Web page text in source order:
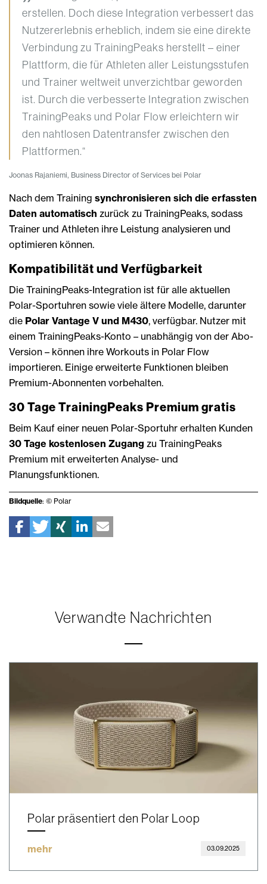
erstellen. Doch diese Integration verbessert das
Nutzererlebnis erheblich, indem sie eine direkte
Verbindung zu TrainingPeaks herstellt – einer
Plattform, die für Athleten aller Leistungsstufen
und Trainer weltweit unverzichtbar geworden
ist. Durch die verbesserte Integration zwischen
TrainingPeaks und Polar Flow erleichtern wir
den nahtlosen Datentransfer zwischen den
Plattformen.“
Joonas Rajaniemi, Business Director of Services bei Polar
Nach dem Training synchronisieren sich die erfassten
Daten automatisch zurück zu TrainingPeaks, sodass
Trainer und Athleten ihre Leistung analysieren und
optimieren können.
Kompatibilität und Verfügbarkeit
Die TrainingPeaks-Integration ist für alle aktuellen
Polar-Sportuhren sowie viele ältere Modelle, darunter
die Polar Vantage V und M430, verfügbar. Nutzer mit
einem TrainingPeaks-Konto – unabhängig von der Abo-
Version – können ihre Workouts in Polar Flow
importieren. Einige erweiterte Funktionen bleiben
Premium-Abonnenten vorbehalten.
30 Tage TrainingPeaks Premium gratis
Beim Kauf einer neuen Polar-Sportuhr erhalten Kunden
30 Tage kostenlosen Zugang zu TrainingPeaks
Premium mit erweiterten Analyse- und
Planungsfunktionen.
Bildquelle: © Polar
Verwandte Nachrichten
Polar präsentiert den Polar Loop
mehr 03.09.2025